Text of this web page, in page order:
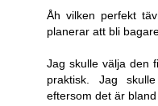
Åh vilken perfekt
planerar att bli
Jag skulle välja den
praktisk. Jag
eftersom det är